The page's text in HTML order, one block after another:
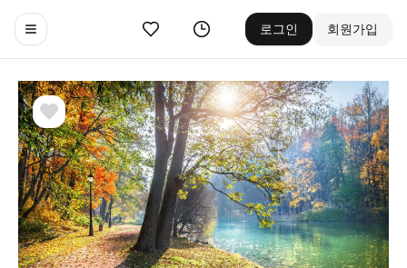
Toggle navigation menu
좋아요 기록 로그인 회원가입